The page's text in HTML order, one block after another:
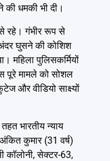
की धमकी भी दी।
रहे। गंभीर रूप से
अंदर घुसने की कोशिश
महिला पुलिसकर्मियों
पूरे मामले को सोशल
और वीडियो साक्ष्यों
भारतीय न्याय
कुमार (31 वर्ष)
कॉलोनी, सेक्टर-63,